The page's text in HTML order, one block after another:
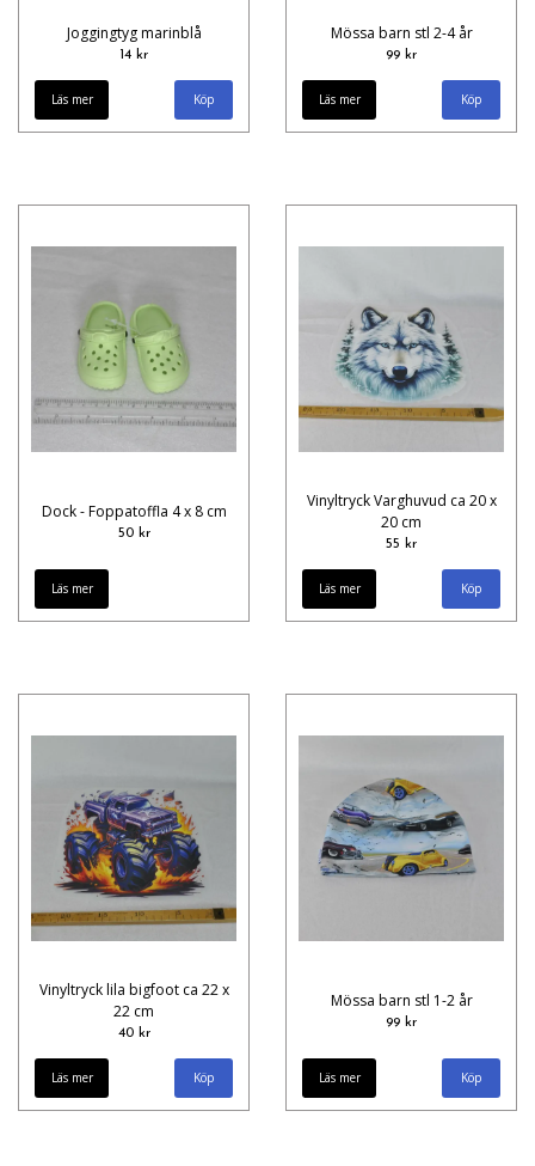
Joggingtyg marinblå
14 kr
Läs mer
Mössa barn stl 2-4 år
99 kr
Läs mer
Dock - Foppatoffla 4 x 8 cm
50 kr
Läs mer
Vinyltryck Varghuvud ca 20 x
20 cm
55 kr
Läs mer
Vinyltryck lila bigfoot ca 22 x
22 cm
40 kr
Läs mer
Mössa barn stl 1-2 år
99 kr
Läs mer